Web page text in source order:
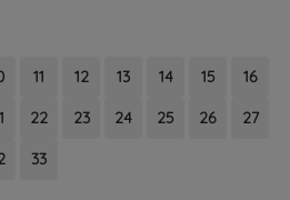
11 12 13 14 15 16
22 23 24 25 26 27
33